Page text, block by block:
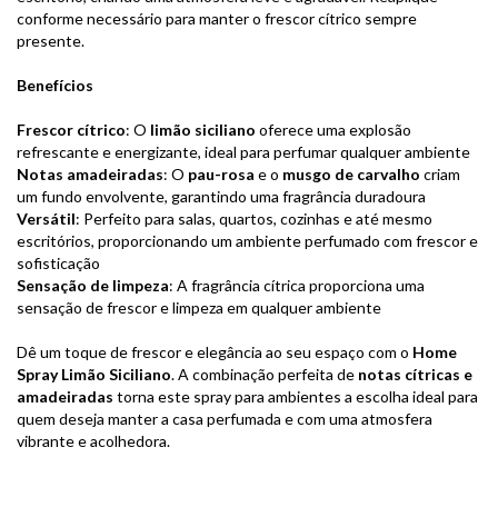
conforme necessário para manter o frescor cítrico sempre
presente.
Benefícios
Frescor cítrico: O limão siciliano oferece uma explosão
refrescante e energizante, ideal para perfumar qualquer ambiente
Notas amadeiradas: O pau-rosa e o musgo de carvalho criam
um fundo envolvente, garantindo uma fragrância duradoura
Versátil: Perfeito para salas, quartos, cozinhas e até mesmo
escritórios, proporcionando um ambiente perfumado com frescor e
sofisticação
Sensação de limpeza: A fragrância cítrica proporciona uma
sensação de frescor e limpeza em qualquer ambiente
Dê um toque de frescor e elegância ao seu espaço com o Home
Spray Limão Siciliano. A combinação perfeita de notas cítricas e
amadeiradas torna este spray para ambientes a escolha ideal para
quem deseja manter a casa perfumada e com uma atmosfera
vibrante e acolhedora.